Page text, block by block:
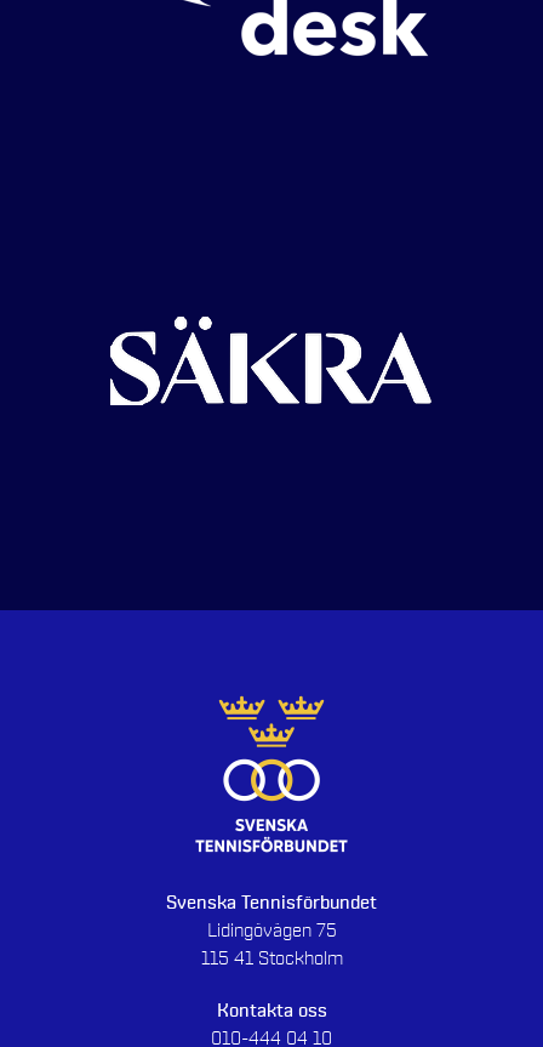
Svenska Tennisförbundet
Lidingövägen 75
115 41 Stockholm
Kontakta oss
010-444 04 10